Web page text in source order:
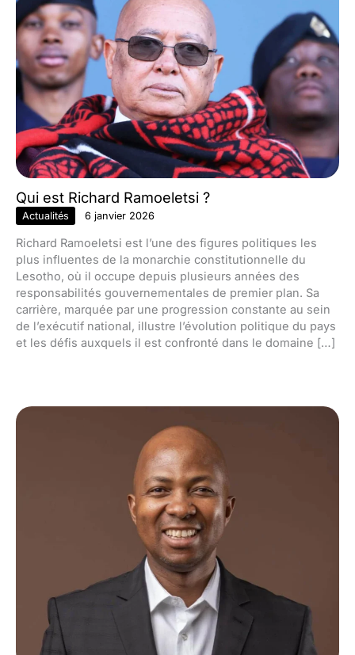
Qui est Richard Ramoeletsi ?
Actualités 6 janvier 2026
Richard Ramoeletsi est l’une des figures politiques les
plus influentes de la monarchie constitutionnelle du
Lesotho, où il occupe depuis plusieurs années des
responsabilités gouvernementales de premier plan. Sa
carrière, marquée par une progression constante au sein
de l’exécutif national, illustre l’évolution politique du pays
et les défis auxquels il est confronté dans le domaine […]